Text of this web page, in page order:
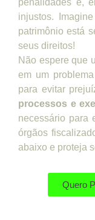
penalidades e,
injustos.
patrimônio está
seus direitos!
Não espere que
em um
para evitar
processos e
necessário para
órgãos
abaixo e proteja
Quero